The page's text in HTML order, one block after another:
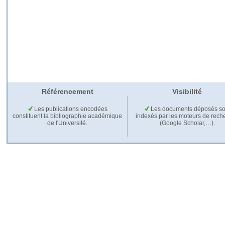
Référencement Visibilité
Les publications encodées
constituent la bibliographie académique
de l'Université.
Les documents déposés
indexés par les moteurs de
(Google Scholar,…).